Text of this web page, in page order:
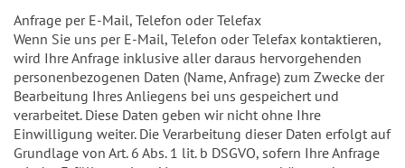
Anfrage per E-Mail, Telefon oder Telefax
Wenn Sie uns per E-Mail, Telefon oder Telefax kontaktieren,
wird Ihre Anfrage inklusive aller daraus hervorgehenden
personenbezogenen Daten (Name, Anfrage) zum Zwecke der
Bearbeitung Ihres Anliegens bei uns gespeichert und
verarbeitet. Diese Daten geben wir nicht ohne Ihre
Einwilligung weiter. Die Verarbeitung dieser Daten erfolgt auf
Grundlage von Art. 6 Abs. 1 lit. b DSGVO, sofern Ihre Anfrage